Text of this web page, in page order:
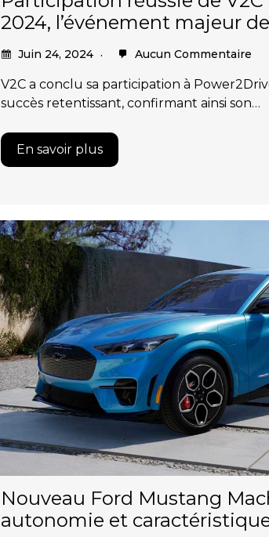
2024, l’événement majeur
Juin 24, 2024 Aucun Commentaire
V2C a conclu sa participation à
succès retentissant, confirmant ainsi son…
En savoir plus
Nouveau Ford Mustang
autonomie et